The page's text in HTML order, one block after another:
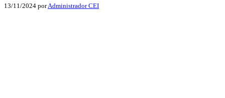
13/11/2024 porAdministrador CEI